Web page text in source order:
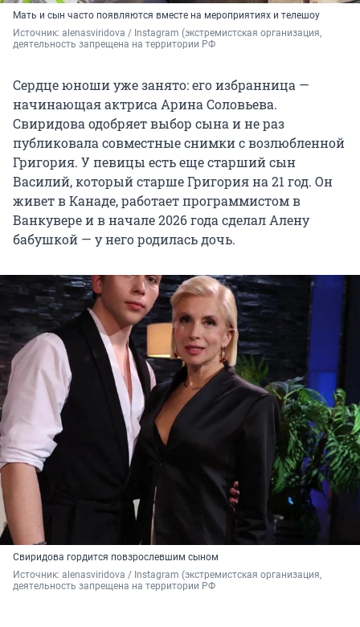
Мать и сын часто появляются вместе на мероприятиях и телешоу
Источник: alenasviridova / Instagram (экстремистская организация,
деятельность запрещена на территории РФ
Сердце юноши уже занято: его избранница —
начинающая актриса Арина Соловьева.
Свиридова одобряет выбор сына и не раз
публиковала совместные снимки с возлюбленной
Григория. У певицы есть еще старший сын
Василий, который старше Григория на 21 год. Он
живет в Канаде, работает программистом в
Ванкувере и в начале 2026 года сделал Алену
бабушкой — у него родилась дочь.
Свиридова гордится повзрослевшим сыном
Источник: alenasviridova / Instagram (экстремистская организация,
деятельность запрещена на территории РФ